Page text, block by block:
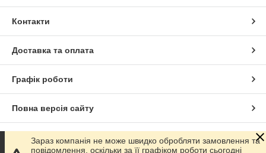
Контакти
Доставка та оплата
Графік роботи
Повна версія сайту
Сайт створено на маркетплейсі Prom.ua
Зараз компанія не може швидко обробляти замовлення та
повідомлення, оскільки за її графіком роботи сьогодні